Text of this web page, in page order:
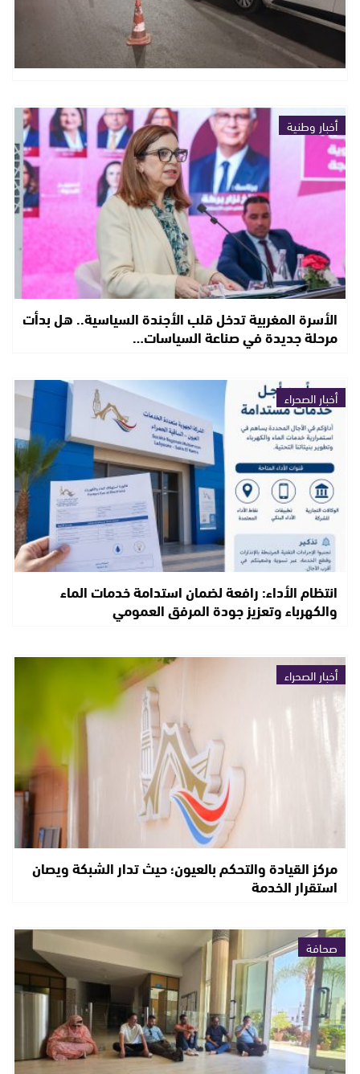
أخبار وطنية
الأسرة المغربية تدخل قلب الأجندة السياسية.. هل بدأت
مرحلة جديدة في صناعة السياسات…
أخبار الصحراء
انتظام الأداء: رافعة لضمان استدامة خدمات الماء
والكهرباء وتعزيز جودة المرفق العمومي
أخبار الصحراء
مركز القيادة والتحكم بالعيون؛ حيث تدار الشبكة ويصان
استقرار الخدمة
صحافة